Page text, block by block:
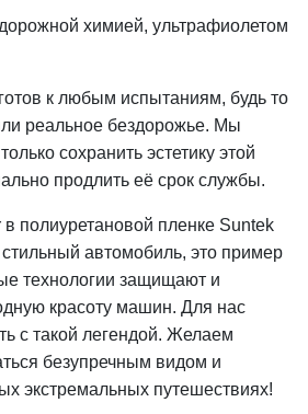
химией, ультрафиолетом
к любым испытаниям, будь то
реальное бездорожье. Мы
сохранить эстетику этой
продлить её срок службы.
полиуретановой пленке Suntek
автомобиль, это пример
технологии защищают и
красоту машин. Для нас
с такой легендой. Желаем
безупречным видом и
экстремальных путешествиях!